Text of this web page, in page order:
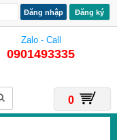
Đăng ký
Zalo - Call
0901493335
0